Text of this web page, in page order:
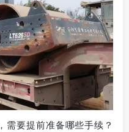
需要提前准备哪些手续？